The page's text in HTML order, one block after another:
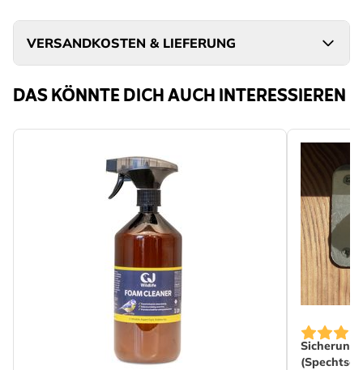
VERSANDKOSTEN & LIEFERUNG
DAS KÖNNTE DICH AUCH INTERESSIEREN